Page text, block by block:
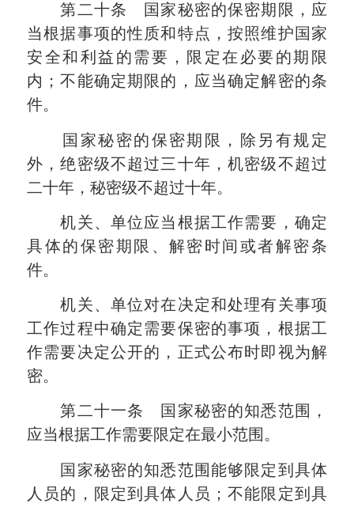
第二十条 国家秘密的保密期限，应
当根据事项的性质和特点，按照维护国家
安全和利益的需要，限定在必要的期限
内；不能确定期限的，应当确定解密的条
件。
国家秘密的保密期限，除另有规定
外，绝密级不超过三十年，机密级不超过
二十年，秘密级不超过十年。
机关、单位应当根据工作需要，确定
具体的保密期限、解密时间或者解密条
件。
机关、单位对在决定和处理有关事项
工作过程中确定需要保密的事项，根据工
作需要决定公开的，正式公布时即视为解
密。
第二十一条 国家秘密的知悉范围，
应当根据工作需要限定在最小范围。
国家秘密的知悉范围能够限定到具体
人员的，限定到具体人员；不能限定到具